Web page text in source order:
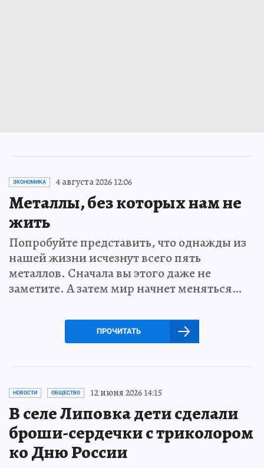
ЭКОНОМИКА 4 августа 2026 12:06
Металлы, без которых нам не
жить
Попробуйте представить, что однажды из
нашей жизни исчезнут всего пять
металлов. Сначала вы этого даже не
заметите. А затем мир начнет меняться…
ПРОЧИТАТЬ
НОВОСТИ ОБЩЕСТВО 12 июня 2026 14:15
В селе Липовка дети сделали
броши-сердечки с триколором
ко Дню России